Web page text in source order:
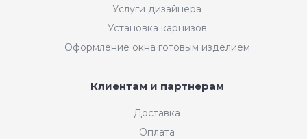
Услуги дизайнера
Установка карнизов
Оформление окна готовым изделием
Клиентам и партнерам
Доставка
Оплата